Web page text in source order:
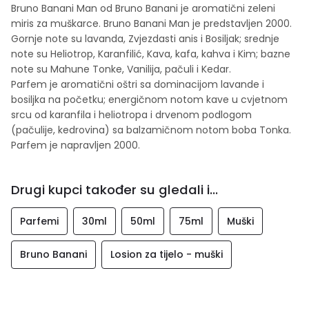
Bruno Banani Man od Bruno Banani je aromatični zeleni
miris za muškarce. Bruno Banani Man je predstavljen 2000.
Gornje note su lavanda, Zvjezdasti anis i Bosiljak; srednje
note su Heliotrop, Karanfilić, Kava, kafa, kahva i Kim; bazne
note su Mahune Tonke, Vanilija, pačuli i Kedar.
Parfem je aromatični oštri sa dominacijom lavande i
bosiljka na početku; energičnom notom kave u cvjetnom
srcu od karanfila i heliotropa i drvenom podlogom
(pačulije, kedrovina) sa balzamičnom notom boba Tonka.
Parfem je napravljen 2000.
Drugi kupci također su gledali i...
Parfemi 30ml 50ml 75ml Muški
Bruno Banani Losion za tijelo - muški